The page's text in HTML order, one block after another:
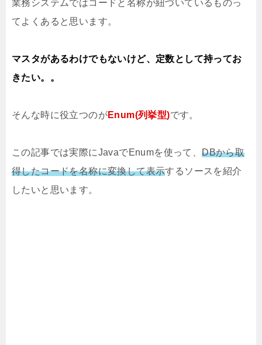
業務システムではコードと名称が紐づいているものっ
てよくあると思います。
マスタがあるわけでもないけど、定数として持ってお
きたい。。
そんな時に役立つのがEnum(列挙型)です。
この記事では実際にJavaでEnumを使って、DBから取
得したコードを名称に変換して表示するソースを紹介
したいと思います。